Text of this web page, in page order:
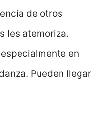
de otros
les atemoriza.
en
Pueden llegar